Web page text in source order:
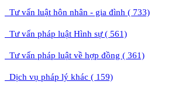
Tư vấn luật hôn nhân - gia đình ( 733)
Tư vấn pháp luật Hình sự ( 561)
Tư vấn pháp luật về hợp đồng ( 361)
Dịch vụ pháp lý khác ( 159)